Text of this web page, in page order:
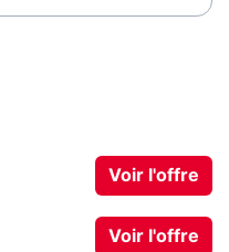
Voir l'offre
Voir l'offre